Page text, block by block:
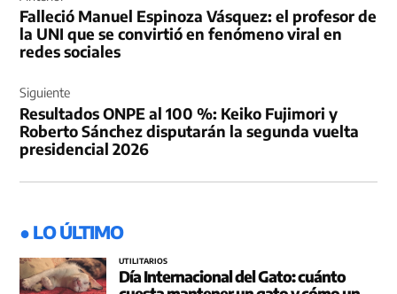
entradas
Falleció Manuel Espinoza Vásquez: el profesor de
la UNI que se convirtió en fenómeno viral en
redes sociales
Siguiente
Resultados ONPE al 100 %: Keiko Fujimori y
Roberto Sánchez disputarán la segunda vuelta
presidencial 2026
● LO ÚLTIMO
UTILITARIOS
Día Internacional del Gato: cuánto